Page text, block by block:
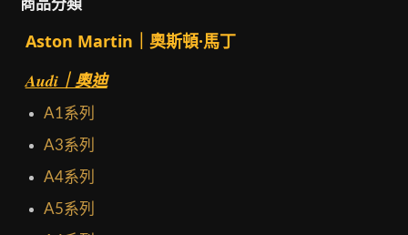
Aston Martin｜奧斯頓·馬丁
Audi｜奧迪
A1系列
A3系列
A4系列
A5系列